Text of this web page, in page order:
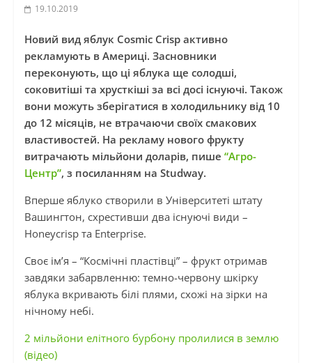
19.10.2019
Новий вид яблук Cosmic Crisp активно
рекламують в Америці. Засновники
переконують, що ці яблука ще солодші,
соковитіші та хрусткіші за всі досі існуючі. Також
вони можуть зберігатися в холодильнику від 10
до 12 місяців, не втрачаючи своїх смакових
властивостей. На рекламу нового фрукту
витрачають мільйони доларів, пише “Агро-
Центр”, з посиланням на Studway.
Вперше яблуко створили в Університеті штату
Вашингтон, схрестивши два існуючі види –
Honeycrisp та Enterprise.
Своє ім’я – “Космічні пластівці” – фрукт отримав
завдяки забарвленню: темно-червону шкірку
яблука вкривають білі плями, схожі на зірки на
нічному небі.
2 мільйони елітного бурбону пролилися в землю
(відео)